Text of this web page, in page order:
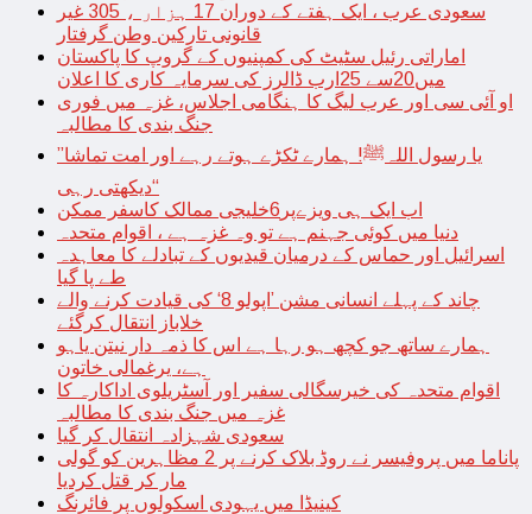
سعودی عرب ، ایک ہفتے کے دوران 17 ہزار ، 305 غیر
قانونی تارکین وطن گرفتار
اماراتی رئیل سٹیٹ کی کمپنیوں کے گروپ کا پاکستان
میں20سے 25ارب ڈالرز کی سرمایہ کاری کا اعلان
او آئی سی اور عرب لیگ کا ہنگامی اجلاس، غزہ میں فوری
جنگ بندی کا مطالبہ
’’یا رسول اللہﷺ! ہمارے ٹکڑے ہوتے رہے اور امت تماشا
دیکھتی رہی‘‘
اب ایک ہی ویزےپر6خلیجی ممالک کاسفر ممکن
دنیا میں کوئی جہنم ہے تو وہ غزہ ہے ، اقوام متحدہ
اسرائیل اور حماس کے درمیان قیدیوں کے تبادلے کا معاہدہ
طے پا گیا
چاند کے پہلے انسانی مشن ’اپولو 8‘ کی قیادت کرنے والے
خلاباز انتقال کرگئے
ہمارے ساتھ جو کچھ ہو رہا ہے اس کا ذمہ دار نیتن یاہو
ہے، یرغمالی خاتون
اقوام متحدہ کی خیرسگالی سفیر اور آسٹریلوی اداکارہ کا
غزہ میں جنگ بندی کا مطالبہ
سعودی شہزادہ انتقال کر گیا
پاناما میں پروفیسر نے روڈ بلاک کرنے پر 2 مظاہرین کو گولی
مار کر قتل کردیا
کینیڈا میں یہودی اسکولوں پر فائرنگ